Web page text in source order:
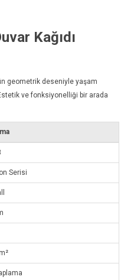
Kağıdı
geometrik deseniyle yaşam
ve fonksiyonelliği bir arada
Serisi